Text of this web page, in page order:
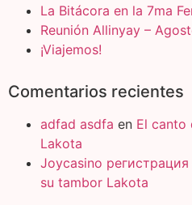
La Bitácora en la 7ma
Reunión Allinyay –
¡Viajemos!
Comentarios recientes
adfad asdfa en El canto
Lakota
Joycasino регистрация
su tambor Lakota